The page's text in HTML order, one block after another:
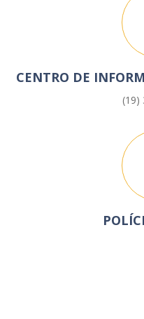
CENTRO DE
(19)